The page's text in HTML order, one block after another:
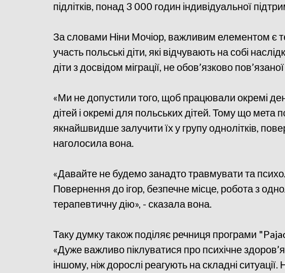
підлітків, понад 3 000 годин індивідуальної
За словами Ніни Мочіор, важливим елементом є
участь польські діти, які відчувають на собі
діти з досвідом міграції, не обов’язково
«Ми не допустили того, щоб працювали окремі
дітей і окремі для польських дітей. Тому що мета
якнайшвидше залучити їх у групу однолітків,
наголосила вона.
«Давайте не будемо занадто травмувати та
Повернення до ігор, безпечне місце, робота з
терапевтичну дію», - сказала вона.
Таку думку також поділяє речниця програми
«Дуже важливо піклуватися про психічне
іншому, ніж дорослі реагують на складні